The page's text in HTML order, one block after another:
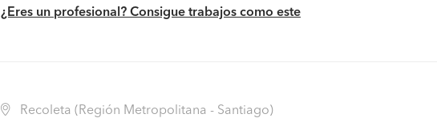
¿Eres un profesional? Consigue trabajos como este
Recoleta (Región Metropolitana - Santiago)